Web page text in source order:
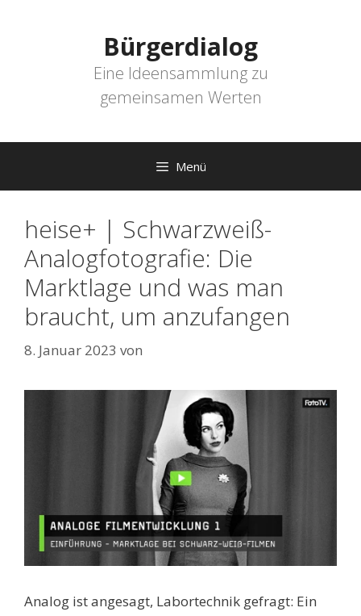
Bürgerdialog
Eine Ideensammlung zu
gemeinsamen Werten
Menü
heise+ | Schwarzweiß-
Analogfotografie: Die
Marktlage und was man
braucht, um anzufangen
8. Januar 2023 von
Analog ist angesagt, Labortechnik gefragt: Ein